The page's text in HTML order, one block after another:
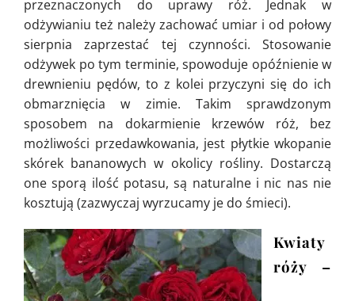
przeznaczonych do uprawy róż. Jednak w
odżywianiu też należy zachować umiar i od połowy
sierpnia zaprzestać tej czynności. Stosowanie
odżywek po tym terminie, spowoduje opóźnienie w
drewnieniu pędów, to z kolei przyczyni się do ich
obmarznięcia w zimie. Takim sprawdzonym
sposobem na dokarmienie krzewów róż, bez
możliwości przedawkowania, jest płytkie wkopanie
skórek bananowych w okolicy rośliny. Dostarczą
one sporą ilość potasu, są naturalne i nic nas nie
kosztują (zazwyczaj wyrzucamy je do śmieci).
Kwiaty
róży –